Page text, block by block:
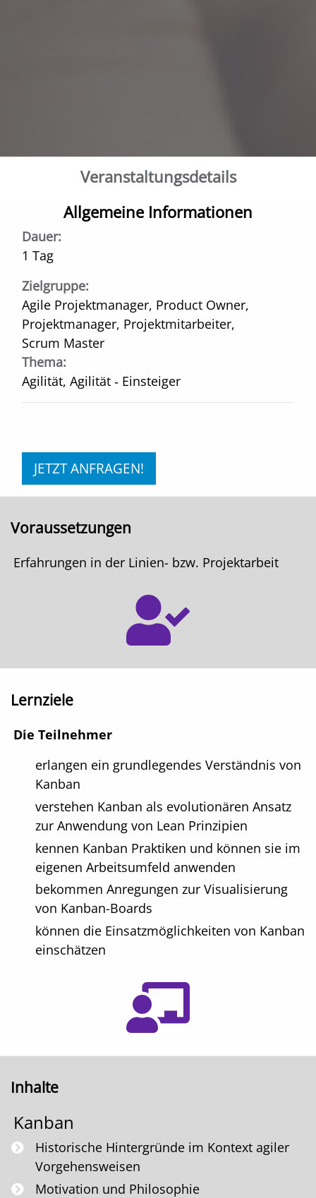
Veranstaltungs­details
Allgemeine Informationen
Dauer:
1 Tag
Zielgruppe:
Agile Projektmanager, Product Owner,
Projektmanager, Projektmitarbeiter,
Scrum Master
Thema:
Agilität, Agilität ‑ Einsteiger
JETZT ANFRAGEN!
Voraussetzungen
Erfahrungen in der Linien- bzw. Projektarbeit
Lernziele
Die Teilnehmer
erlangen ein grundlegendes Verständnis von
Kanban
verstehen Kanban als evolutionären Ansatz
zur Anwendung von Lean Prinzipien
kennen Kanban Praktiken und können sie im
eigenen Arbeitsumfeld anwenden
bekommen Anregungen zur Visualisierung
von Kanban-Boards
können die Einsatzmöglichkeiten von Kanban
einschätzen
Inhalte
Kanban
Historische Hintergründe im Kontext agiler
Vorgehensweisen
Motivation und Philosophie